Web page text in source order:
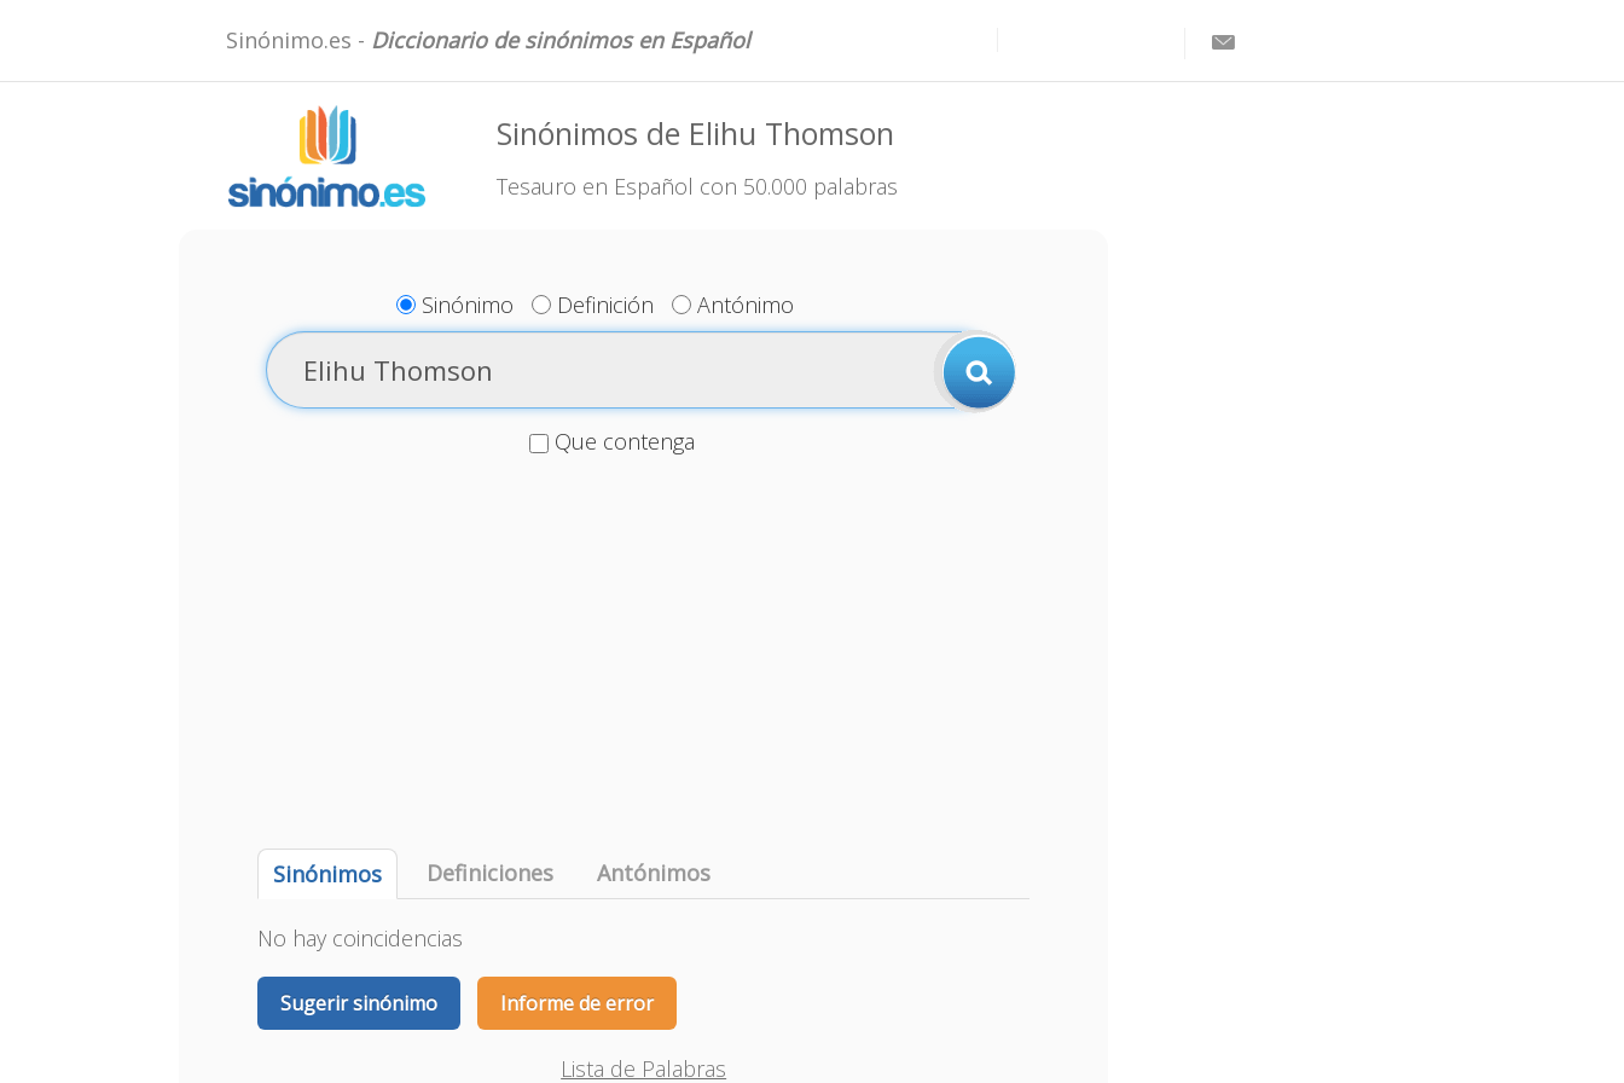
Sinónimo.es - Diccionario de sinónimos en Español
Sinónimos de Elihu Thomson
Tesauro en Español con 50.000 palabras
Sinónimo Definición Antónimo
Que contenga
Sinónimos Definiciones Antónimos
No hay coincidencias
Sugerir sinónimo Informe de error
Lista de Palabras